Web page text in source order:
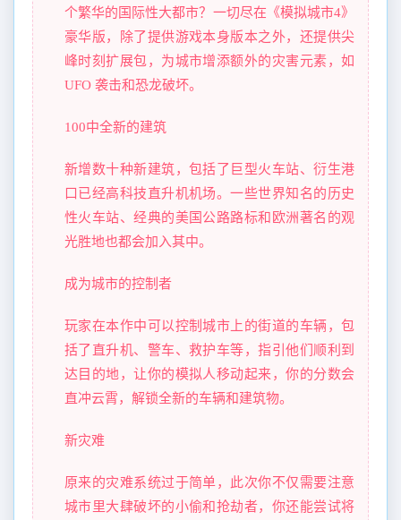
个繁华的国际性大都市？一切尽在《模拟城市4》
豪华版，除了提供游戏本身版本之外，还提供尖
峰时刻扩展包，为城市增添额外的灾害元素，如
UFO 袭击和恐龙破坏。
100中全新的建筑
新增数十种新建筑，包括了巨型火车站、衍生港
口已经高科技直升机机场。一些世界知名的历史
性火车站、经典的美国公路路标和欧洲著名的观
光胜地也都会加入其中。
成为城市的控制者
玩家在本作中可以控制城市上的街道的车辆，包
括了直升机、警车、救护车等，指引他们顺利到
达目的地，让你的模拟人移动起来，你的分数会
直冲云霄，解锁全新的车辆和建筑物。
新灾难
原来的灾难系统过于简单，此次你不仅需要注意
城市里大肆破坏的小偷和抢劫者，你还能尝试将